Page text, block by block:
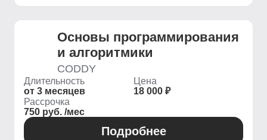
Основы программирования
и алгоритмики
CODDY
Длительность
от 3 месяцев
Цена
18 000 ₽
Рассрочка
750 руб. /мес
Подробнее